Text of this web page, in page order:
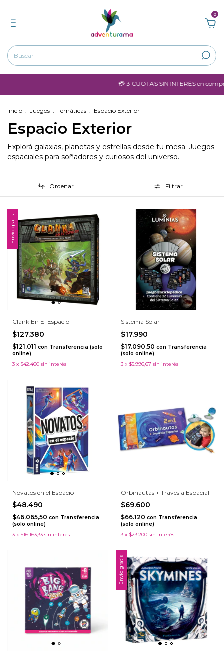
0
💳 3 CUOTAS SIN INTERÉS en
Inicio . Juegos . Temáticas . Espacio Exterior
Espacio Exterior
Explorá galaxias, planetas y estrellas desde tu mesa. Juegos
espaciales para soñadores y curiosos del universo.
Ordenar Filtrar
Envío gratis
Clank En El Espacio
$127.380
$121.011 con Transferencia (solo
online)
3 x $42.460 sin interés
Sistema Solar
$17.990
$17.090,50 con Transferencia
(solo online)
3 x $5.996,67 sin interés
Novatos en el Espacio
$48.490
$46.065,50 con Transferencia
(solo online)
3 x $16.163,33 sin interés
Orbinautas + Travesía Espacial
$69.600
$66.120 con Transferencia
(solo online)
3 x $23.200 sin interés
Envío gratis